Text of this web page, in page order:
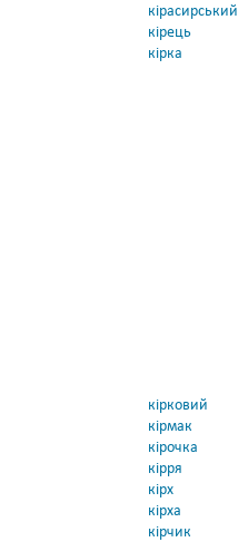
кірасирський
кірець
кірка
кірковий
кірмак
кірочка
кірря
кірх
кірха
кірчик